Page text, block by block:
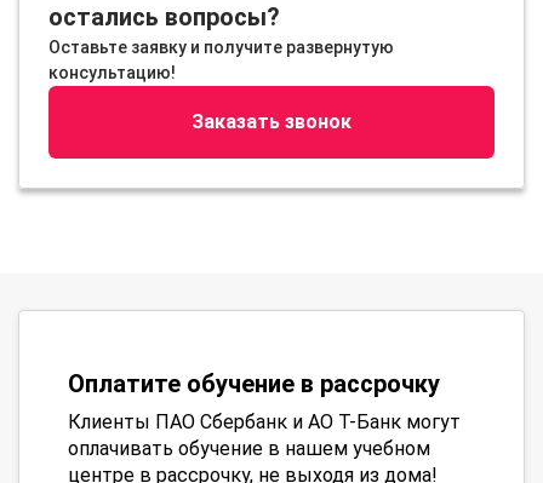
остались вопросы?
Оставьте заявку и получите развернутую
консультацию!
Заказать звонок
Оплатите обучение в рассрочку
Клиенты ПАО Сбербанк и АО Т-Банк могут
оплачивать обучение в нашем учебном
центре в рассрочку, не выходя из дома!